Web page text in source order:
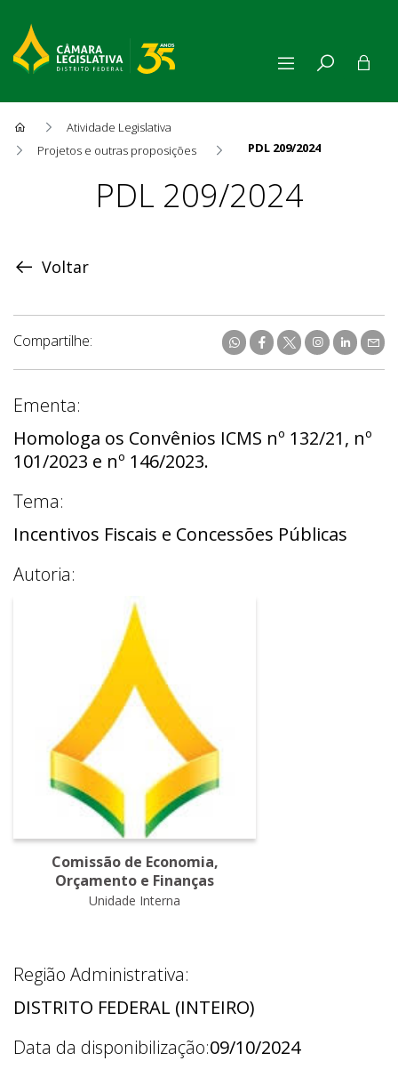
Atividade Legislativa
Projetos e outras proposições
PDL 209/2024
ProposiçãoPDL 209/2024
Voltar
Compartilhe:
Ementa:
Homologa os Convênios ICMS nº 132/21, nº
101/2023 e nº 146/2023.
Tema:
Incentivos Fiscais e Concessões Públicas
Autoria:
Comissão de Economia,
Orçamento e Finanças
Unidade Interna
Região Administrativa:
DISTRITO FEDERAL (INTEIRO)
Data da disponibilização:09/10/2024